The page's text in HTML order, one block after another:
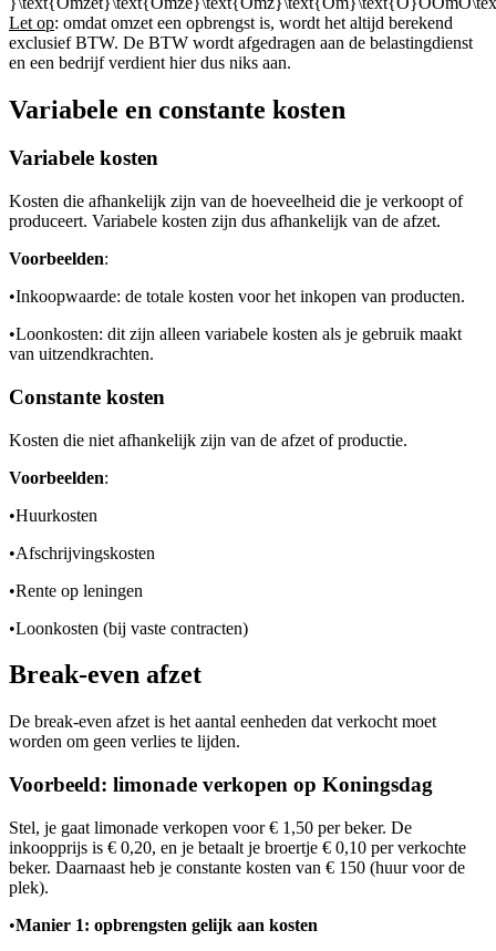
Let op: omdat omzet een opbrengst is, wordt het altijd berekend
exclusief BTW. De BTW wordt afgedragen aan de belastingdienst
en een bedrijf verdient hier dus niks aan.
Variabele en constante kosten
Variabele kosten
Kosten die afhankelijk zijn van de hoeveelheid die je verkoopt of
produceert. Variabele kosten zijn dus afhankelijk van de afzet.
Voorbeelden:
•Inkoopwaarde: de totale kosten voor het inkopen van producten.
•Loonkosten: dit zijn alleen variabele kosten als je gebruik maakt
van uitzendkrachten.
Constante kosten
Kosten die niet afhankelijk zijn van de afzet of productie.
Voorbeelden:
•Huurkosten
•Afschrijvingskosten
•Rente op leningen
•Loonkosten (bij vaste contracten)
Break-even afzet
De break-even afzet is het aantal eenheden dat verkocht moet
worden om geen verlies te lijden.
Voorbeeld: limonade verkopen op Koningsdag
Stel, je gaat limonade verkopen voor € 1,50 per beker. De
inkoopprijs is € 0,20, en je betaalt je broertje € 0,10 per verkochte
beker. Daarnaast heb je constante kosten van € 150 (huur voor de
plek).
•Manier 1: opbrengsten gelijk aan kosten